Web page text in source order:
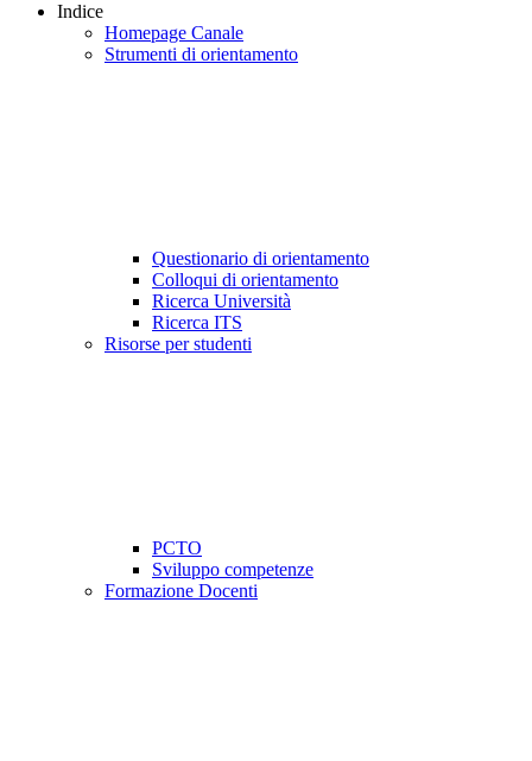
Indice
Homepage Canale
Strumenti di orientamento
Questionario di orientamento
Colloqui di orientamento
Ricerca Università
Ricerca ITS
Risorse per studenti
PCTO
Sviluppo competenze
Formazione Docenti